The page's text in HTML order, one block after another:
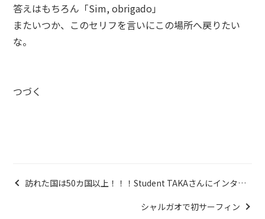
答えはもちろん「Sim, obrigado」
またいつか、このセリフを言いにこの場所へ戻りたい
な。
つづく
訪れた国は50カ国以上！！！Student TAKAさんにインタビ
シャルガオで初サーフィン